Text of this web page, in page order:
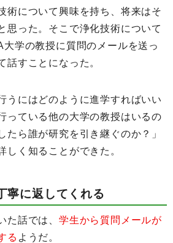
術について興味を持ち、将来はそ
思った。そこで浄化技術について
学の教授に質問のメールを送っ
話すことになった。
うにはどのように進学すればいい
っている他の大学の教授はいるの
たら誰が研究を引き継ぐのか？」
しく知ることができた。
寧に返してくれる
た話では、 学生から質問メールが
る ようだ。